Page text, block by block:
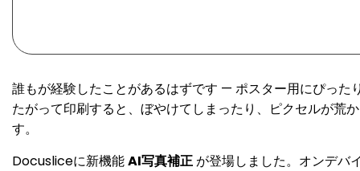
誰もが経験したことがあるはずです — ポスター用にぴっ
たがって印刷すると、ぼやけてしまったり、ピクセルが荒
す。
Docusliceに新機能AI写真補正が登場しました。オンデバ